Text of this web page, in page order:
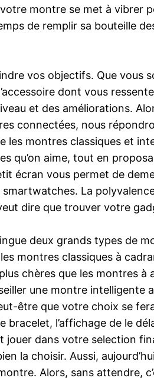
montre se met à vibrer
de remplir sa bouteille
vos objectifs. Que vous
dont vous
et des améliorations.
connectées, nous
les montres classiques et
qu’on aime, tout en
écran vous permet de
La
dire que trouver votre
deux grands types de
montres classiques à
chères que les montres à
une montre intelligente
être que votre choix se
l’affichage de le
dans votre selection
la choisir. Aussi,
Alors, sans attendre,